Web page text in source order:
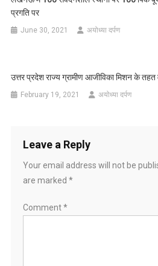
प्रगति पर
June 30, 2021 अयोध्या दर्पण
उत्तर प्रदेश राज्य ग्रामीण आजीविका मिशन के तहत
February 19, 2021 अयोध्या दर्पण
Leave a Reply
Your email address will not be
are marked *
Comment*